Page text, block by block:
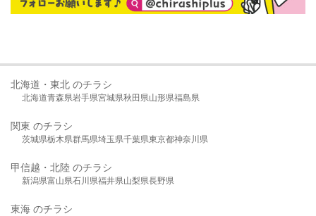
北海道・東北 のチラシ
北海道青森県岩手県宮城県秋田県山形県福島県
関東 のチラシ
茨城県栃木県群馬県埼玉県千葉県東京都神奈川県
甲信越・北陸 のチラシ
新潟県富山県石川県福井県山梨県長野県
東海 のチラシ